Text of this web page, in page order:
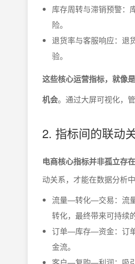
库存周转与滞销预警：
险。
退货率与客服响应：退
验。
这些核心运营指标，就像
机会。通过大屏可视化，
2. 指标间的联动
电商核心指标并非孤立存
动关系，才能在数据分析
流量—转化—交易：流
转化，最终带来可持续
订单—库存—资金：订
金流。